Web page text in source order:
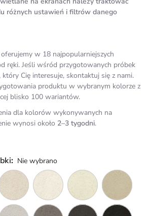
różnych ustawień i filtrów danego
w 18 najpopularniejszych
ręki. Jeśli wśród przygotowanych próbek
który Cię interesuje, skontaktuj się z nami.
produktu w wybranym kolorze z
blisko 100 wariantów.
dla kolorów wykonywanych na
wynosi około 2–3 tygodni.
: Nie wybrano